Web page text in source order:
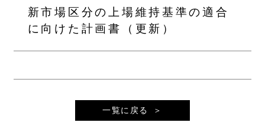
新市場区分の上場維持基準の適合
に向けた計画書（更新）
一覧に戻る